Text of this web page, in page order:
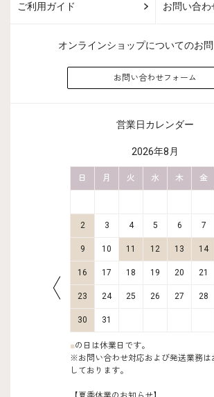
日本製 プチソワール バッグ 結婚式 プチ
ご利用ガイド お問い合わ
オンラインショップについてのお
お問い合わせフォーム
営業日カレンダー
2026年8月
日 月 火 水 木 金
2 3 4 5 6 7
9 10 11 12 13 14
16 17 18 19 20 21
23 24 25 26 27 28
30 31
■の日は休業日です。
※お問い合わせ対応および発送業務は
しております。